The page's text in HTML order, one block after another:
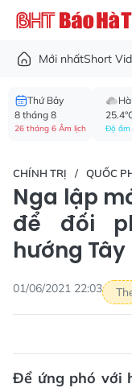
Mới nhấtShort
Thứ Bảy
8 tháng 8
26 tháng 6 Âm lịch Độ ẩm
CHÍNH TRỊ QUỐC
Nga lập
để đối
hướng Tây
01/06/2021 22:03
Để ứng phó với